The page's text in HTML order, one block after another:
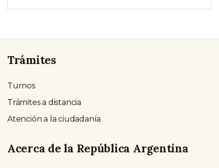
Trámites
Turnos
Trámites a distancia
Atención a la ciudadanía
Acerca de la República Argentina